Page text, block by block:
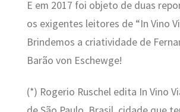
E em 2017 foi objeto de duas
os exigentes leitores de “In Vino
Brindemos a criatividade de
Barão von Eschewge!
(*) Rogerio Ruschel edita In Vino